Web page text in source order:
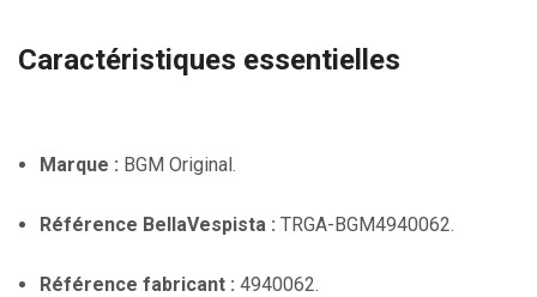
Caractéristiques essentielles
Marque : BGM Original.
Référence BellaVespista : TRGA-BGM4940062.
Référence fabricant : 4940062.